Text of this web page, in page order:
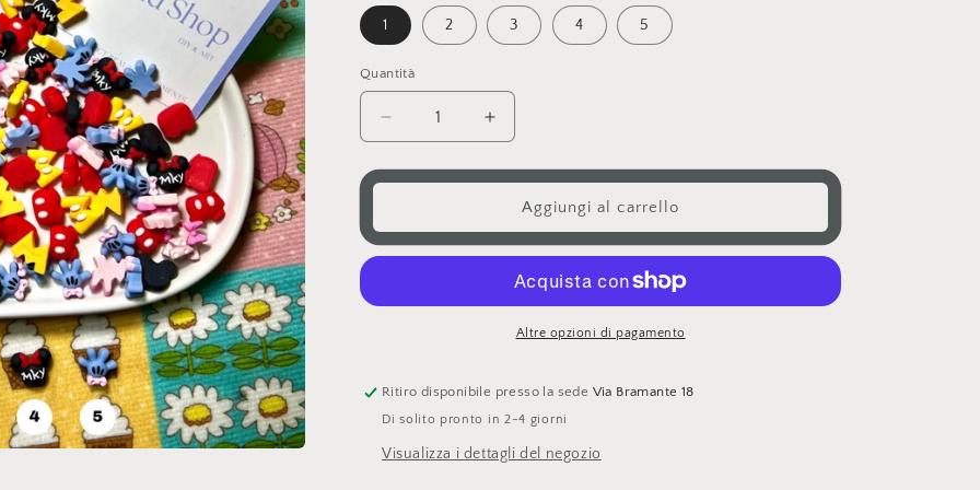
g
i
c
a
1 2 3 4 5
Quantità
Diminuisci
quantità
per
Aumenta
quantità
per
charms
Aggiungi al carrello
Altre opzioni di pagamento
Ritiro disponibile presso la sede Via Bramante 18
Di solito pronto in 2-4 giorni
Visualizza i dettagli del negozio